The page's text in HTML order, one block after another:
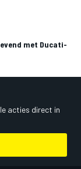
met Ducati-
acties direct in